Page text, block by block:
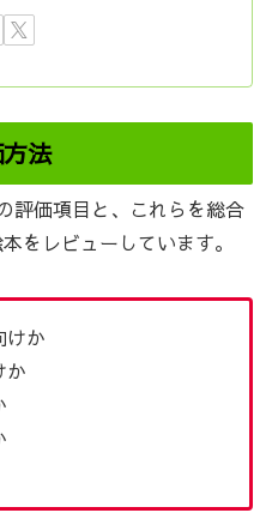
法
評価項目と、これらを総合
をレビューしています。
けか
か